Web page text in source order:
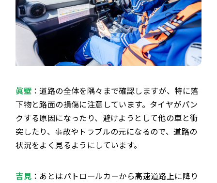
眞壁：道路の全体を隅々まで確認しますが、特に落
下物と路面の損傷に注意しています。タイヤがパン
クする原因になったり、避けようとして他の車と衝
突したり、事故やトラブルの元になるので、道路の
状況をよく見るようにしています。
吉見：あとはパトロールカーから高速道路上に降り